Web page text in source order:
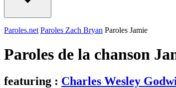
Paroles.net Paroles Zach Bryan Paroles Jamie
Paroles de la chanson
featuring : Charles Wesley